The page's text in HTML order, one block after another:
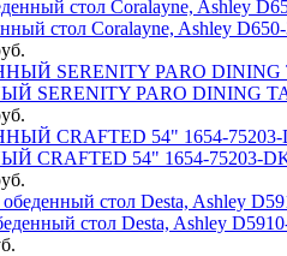
стол Coralayne, Ashley
PARO DINING
CRAFTED 54" 1654-75203-
стол Desta, Ashley